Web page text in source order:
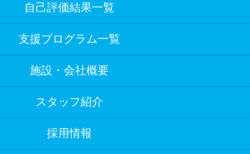
自己評価結果一覧
支援プログラム一覧
施設・会社概要
スタッフ紹介
採用情報